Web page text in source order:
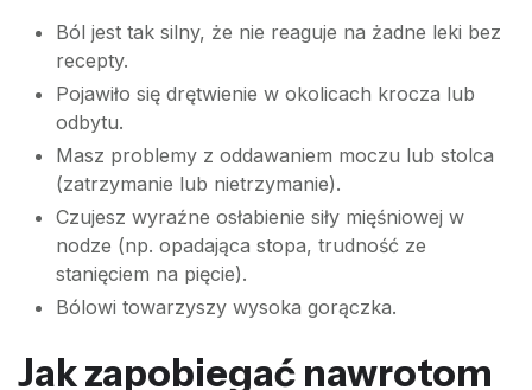
Ból jest tak silny, że nie reaguje na żadne leki bez
recepty.
Pojawiło się drętwienie w okolicach krocza lub
odbytu.
Masz problemy z oddawaniem moczu lub stolca
(zatrzymanie lub nietrzymanie).
Czujesz wyraźne osłabienie siły mięśniowej w
nodze (np. opadająca stopa, trudność ze
stanięciem na pięcie).
Bólowi towarzyszy wysoka gorączka.
Jak zapobiegać nawrotom